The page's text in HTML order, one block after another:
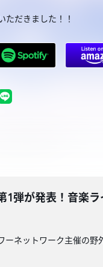
ただきました！！
1弾が発表！音
ネットワーク主催の野